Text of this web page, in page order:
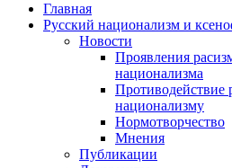
Главная
Русский национализм и
Новости
Проявления
национализма
Противодействие
национализму
Нормотворчество
Мнения
Публикации